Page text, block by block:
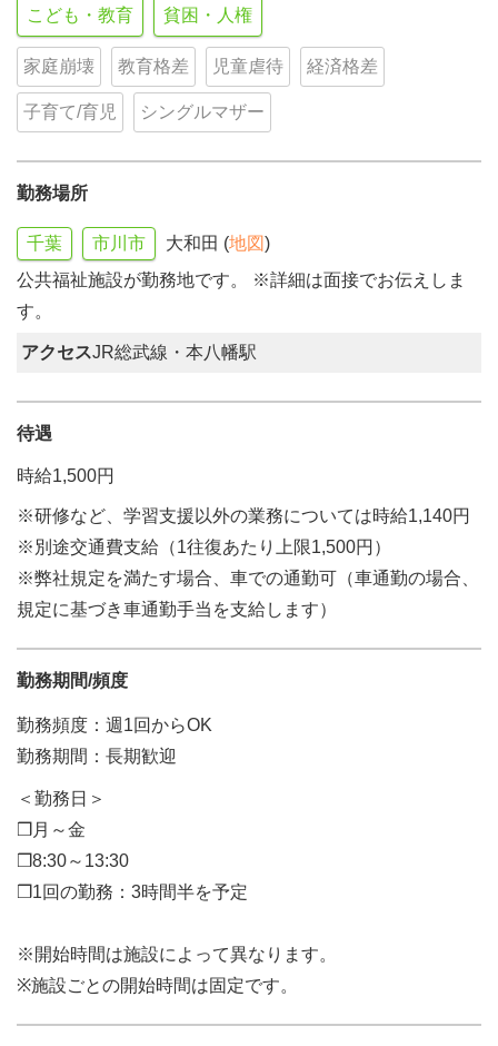
こども・教育 貧困・人権
家庭崩壊 教育格差 児童虐待 経済格差
子育て/育児 シングルマザー
勤務場所
千葉 市川市 大和田 (地図)
公共福祉施設が勤務地です。 ※詳細は面接でお伝えしま
す。
アクセスJR総武線・本八幡駅
待遇
時給1,500円
※研修など、学習支援以外の業務については時給1,140円
※別途交通費支給（1往復あたり上限1,500円）
※弊社規定を満たす場合、車での通勤可（車通勤の場合、
規定に基づき車通勤手当を支給します）
勤務期間/頻度
勤務頻度：週1回からOK
勤務期間：長期歓迎
＜勤務日＞
❒月～金
❒8:30～13:30
❒1回の勤務：3時間半を予定
※開始時間は施設によって異なります。
※施設ごとの開始時間は固定です。